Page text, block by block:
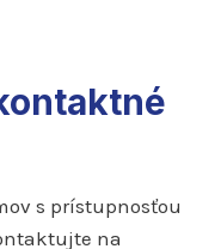
s prístupnosťou
na